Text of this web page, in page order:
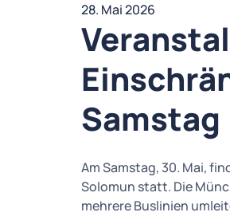
28. Mai 2026
Samstag
Am Samstag, 30. Mai,
Solomun statt. Die
mehrere Buslinien